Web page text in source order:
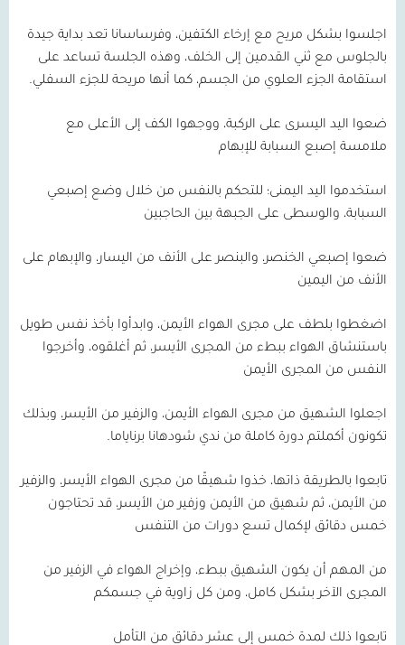
اجلسوا بشكل مريح مع إرخاء الكتفين، وفرساسانا تعد بداية جيدة
بالجلوس مع ثني القدمين إلى الخلف، وهذه الجلسة تساعد على
استقامة الجزء العلوي من الجسم، كما أنها مريحة للجزء السفلي.
ضعوا اليد اليسرى على الركبة، ووجهوا الكف إلى الأعلى مع
ملامسة إصبع السبابة للإبهام
استخدموا اليد اليمنى؛ للتحكم بالنفس من خلال وضع إصبعي
السبابة، والوسطى على الجبهة بين الحاجبين
ضعوا إصبعي الخنصر، والبنصر على الأنف من اليسار، والإبهام على
الأنف من اليمين
اضغطوا بلطف على مجرى الهواء الأيمن، وابدأوا بأخذ نفس طويل
باستنشاق الهواء ببطء من المجرى الأيسر، ثم أغلقوه، وأخرجوا
النفس من المجرى الأيمن
اجعلوا الشهيق من مجرى الهواء الأيمن، والزفير من الأيسر، وبذلك
تكونون أكملتم دورة كاملة من ندي شودهانا برناياما.
تابعوا بالطريقة ذاتها، خذوا شهيقًا من مجرى الهواء الأيسر، والزفير
من الأيمن، ثم شهيق من الأيمن وزفير من الأيسر، قد تحتاجون
خمس دقائق لإكمال تسع دورات من التنفس
من المهم أن يكون الشهيق ببطء، وإخراج الهواء في الزفير من
المجرى الآخر بشكل كامل، ومن كل زاوية في جسمكم
تابعوا ذلك لمدة خمس إلى عشر دقائق من التأمل